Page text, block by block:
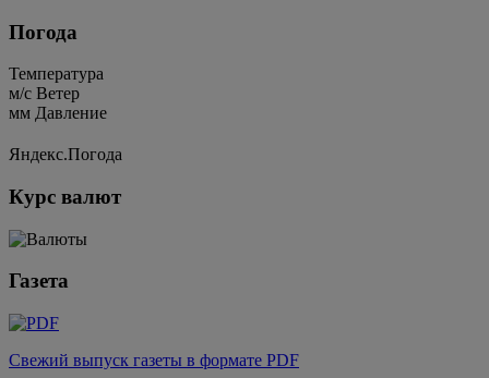
Погода
Температура
м/c Ветер
мм Давление
Яндекс.Погода
Курс валют
Газета
Свежий выпуск газеты в формате PDF